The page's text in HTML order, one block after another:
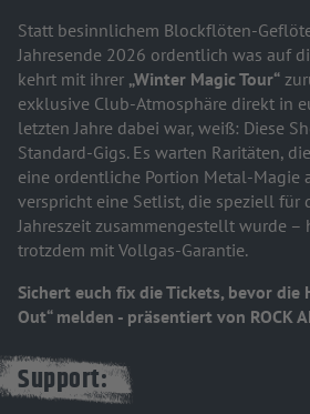
Statt besinnlichem Blockflöten-
Jahresende 2026 ordentlich was auf
kehrt mit ihrer „Winter Magic Tour“
exklusive Club-Atmosphäre direkt in
letzten Jahre dabei war, weiß: Diese
Standard-Gigs. Es warten Raritäten,
eine ordentliche Portion Metal-Magie
verspricht eine Setlist, die speziell für
Jahreszeit zusammengestellt wurde
trotzdem mit Vollgas-Garantie.
Sichert euch fix die Tickets, bevor die
Out“ melden - präsentiert von ROCK
Support: